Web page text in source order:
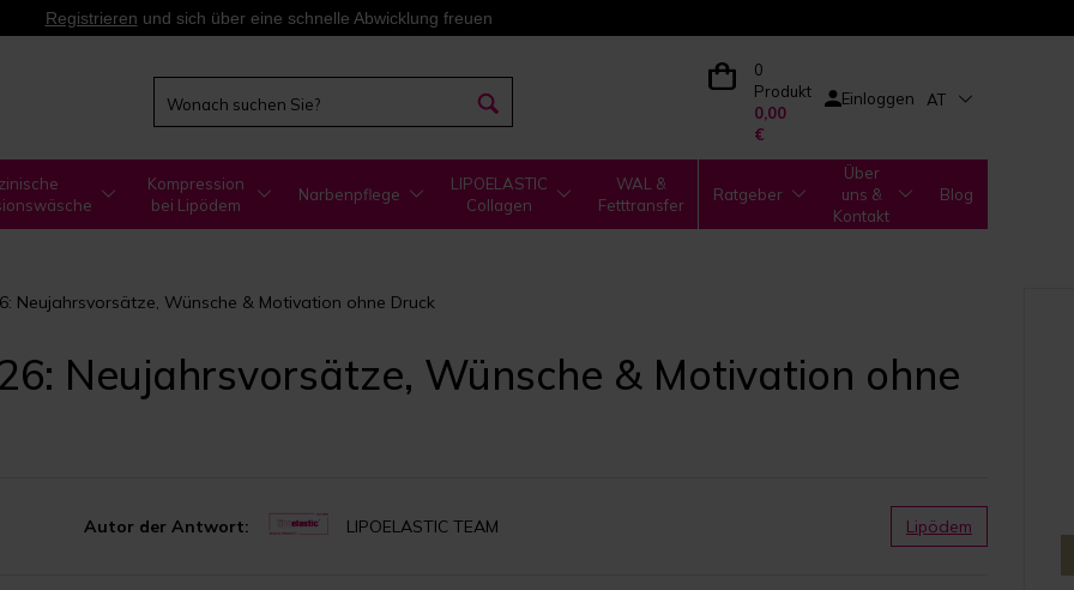
Registrieren und sich über eine schnelle Abwicklung freuen
0
Produkt
0,00
€
Einloggen AT
Kompression
bei Lipödem
Narbenpflege
LIPOELASTIC
Collagen
WAL &
Fetttransfer
Ratgeber
Über
uns &
Kontakt
Blog
Neujahrsvorsätze, Wünsche & Motivation ohne Druck
Neujahrsvorsätze, Wünsche & Motivation ohne
Autor der Antwort: LIPOELASTIC TEAM Lipödem